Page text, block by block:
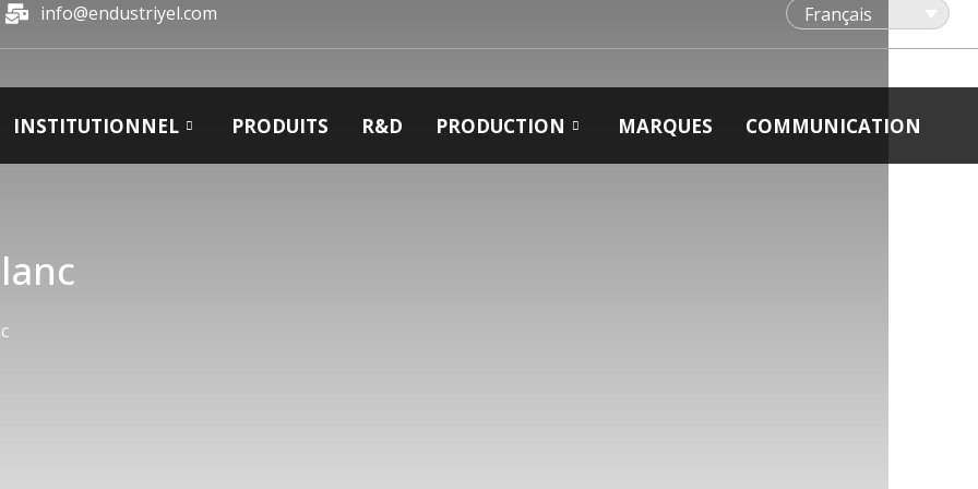
INSTITUTIONNEL PRODUITS R&D PRODUCTION MARQUES COMMUNICATION
info@endustriyel.com Français